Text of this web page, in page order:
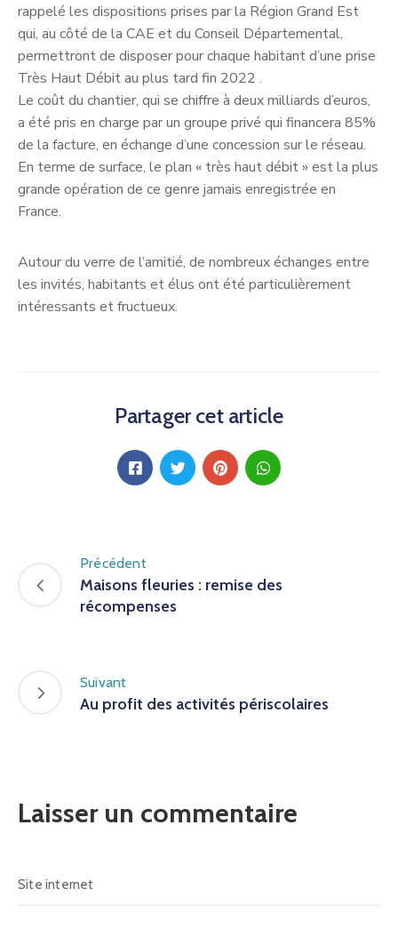
rappelé les dispositions prises par la Région Grand Est
qui, au côté de la CAE et du Conseil Départemental,
permettront de disposer pour chaque habitant d’une prise
Très Haut Débit au plus tard fin 2022 .
Le coût du chantier, qui se chiffre à deux milliards d’euros,
a été pris en charge par un groupe privé qui financera 85%
de la facture, en échange d’une concession sur le réseau.
En terme de surface, le plan « très haut débit » est la plus
grande opération de ce genre jamais enregistrée en
France.
Autour du verre de l’amitié, de nombreux échanges entre
les invités, habitants et élus ont été particulièrement
intéressants et fructueux.
Partager cet article
Précédent
Maisons fleuries : remise des
récompenses
Suivant
Au profit des activités périscolaires
Laisser un commentaire